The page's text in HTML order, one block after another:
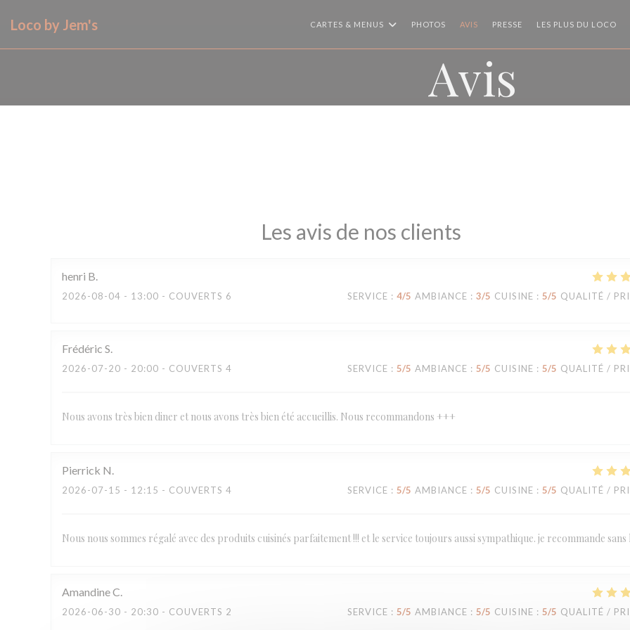
Loco by Jem's CARTES & MENUS PHOTOS AVIS PRESSE LES PLUS DU LOCO
Avis
Les avis de nos clients
henri B
2026-08-04 - 13:00 - COUVERTS 6 SERVICE : 4/5 AMBIANCE : 3/5 CUISINE : 5/5 QUALITÉ /
Frédéric S
2026-07-20 - 20:00 - COUVERTS 4 SERVICE : 5/5 AMBIANCE : 5/5 CUISINE : 5/5 QUALITÉ /
Nous avons très bien diner et nous avons très bien été accueillis. Nous recommandons +++
Pierrick N
2026-07-15 - 12:15 - COUVERTS 4 SERVICE : 5/5 AMBIANCE : 5/5 CUISINE : 5/5 QUALITÉ /
Nous nous sommes régalé avec des produits cuisinés parfaitement !!! et le service toujours aussi sympathique. je recommande sans
AmandineC
2026-06-30 - 20:30 - COUVERTS 2 SERVICE : 5/5 AMBIANCE : 5/5 CUISINE : 5/5 QUALITÉ /